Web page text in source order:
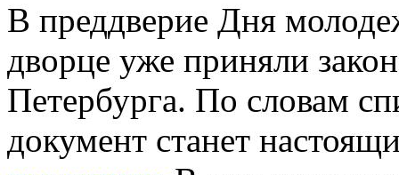
В преддверие Дня
дворце уже приняли
Петербурга. По словам
документ станет